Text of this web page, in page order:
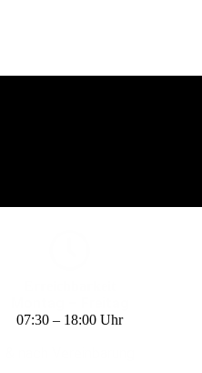
07:30 – 18:00 Uhr